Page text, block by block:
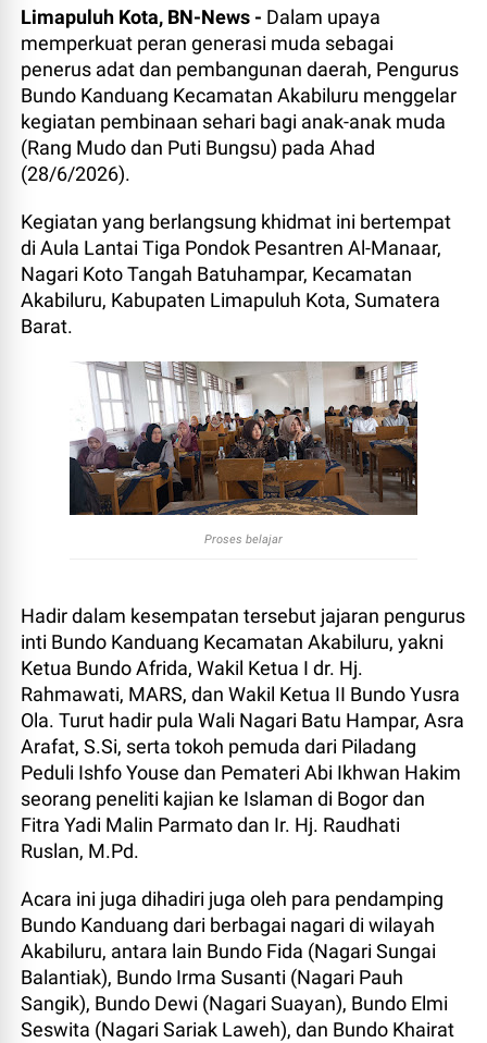
Limapuluh Kota, BN-News - Dalam upaya
memperkuat peran generasi muda sebagai
penerus adat dan pembangunan daerah, Pengurus
Bundo Kanduang Kecamatan Akabiluru menggelar
kegiatan pembinaan sehari bagi anak-anak muda
(Rang Mudo dan Puti Bungsu) pada Ahad
(28/6/2026).
Kegiatan yang berlangsung khidmat ini bertempat
di Aula Lantai Tiga Pondok Pesantren Al-Manaar,
Nagari Koto Tangah Batuhampar, Kecamatan
Akabiluru, Kabupaten Limapuluh Kota, Sumatera
Barat.
Proses belajar
Hadir dalam kesempatan tersebut jajaran pengurus
inti Bundo Kanduang Kecamatan Akabiluru, yakni
Ketua Bundo Afrida, Wakil Ketua I dr. Hj.
Rahmawati, MARS, dan Wakil Ketua II Bundo Yusra
Ola. Turut hadir pula Wali Nagari Batu Hampar, Asra
Arafat, S.Si, serta tokoh pemuda dari Piladang
Peduli Ishfo Youse dan Pemateri Abi Ikhwan Hakim
seorang peneliti kajian ke Islaman di Bogor dan
Fitra Yadi Malin Parmato dan Ir. Hj. Raudhati
Ruslan, M.Pd.
Acara ini juga dihadiri juga oleh para pendamping
Bundo Kanduang dari berbagai nagari di wilayah
Akabiluru, antara lain Bundo Fida (Nagari Sungai
Balantiak), Bundo Irma Susanti (Nagari Pauh
Sangik), Bundo Dewi (Nagari Suayan), Bundo Elmi
Seswita (Nagari Sariak Laweh), dan Bundo Khairat